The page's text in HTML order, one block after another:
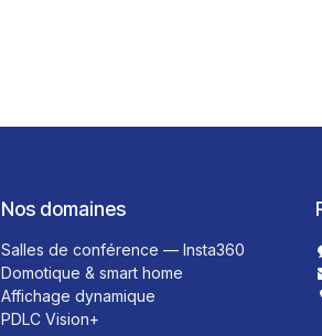
Nos domaines
Salles de conférence — Insta360
Domotique & smart home
Affichage dynamique
PDLC Vision+